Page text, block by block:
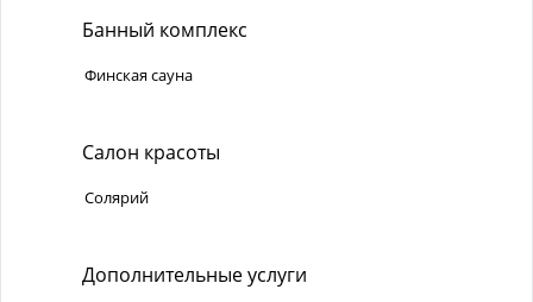
Банный комплекс
Финская сауна
Салон красоты
Солярий
Дополнительные услуги